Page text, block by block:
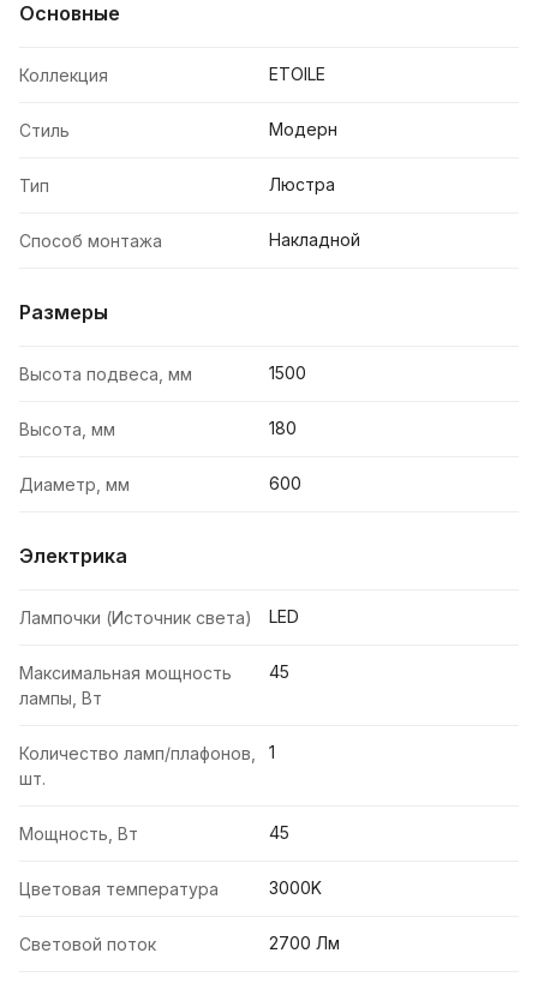
Основные
Коллекция ETOILE
Стиль Модерн
Тип Люстра
Способ монтажа Накладной
Размеры
Высота подвеса, мм 1500
Высота, мм 180
Диаметр, мм 600
Электрика
Лампочки (Источник света) LED
Максимальная мощность
лампы, Вт
45
Количество ламп/плафонов,
шт.
1
Мощность, Вт 45
Цветовая температура 3000K
Световой поток 2700 Лм